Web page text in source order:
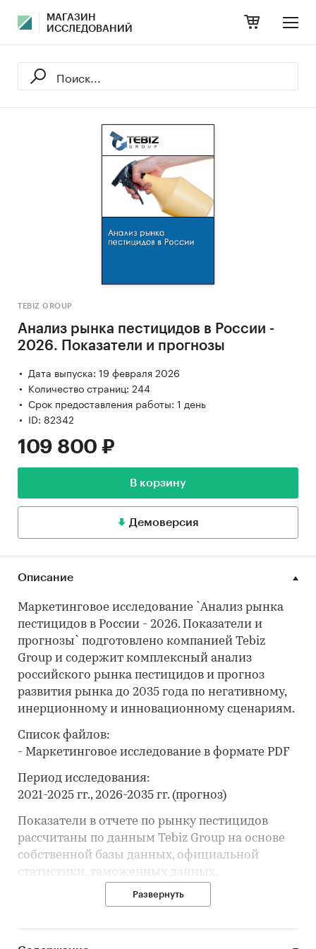
МАГАЗИН
ИССЛЕДОВАНИЙ
TEBIZ GROUP
Анализ рынка пестицидов в России -
2026. Показатели и прогнозы
Дата выпуска: 19 февраля 2026
Количество страниц: 244
Срок предоставления работы: 1 день
ID: 82342
109 800 ₽
В корзину
Демоверсия
Описание
Маркетинговое исследование `Анализ рынка
пестицидов в России - 2026. Показатели и
прогнозы` подготовлено компанией Tebiz
Group и содержит комплексный анализ
российского рынка пестицидов и прогноз
развития рынка до 2035 года по негативному,
инерционному и инновационному сценариям.
Список файлов:
- Маркетинговое исследование в формате PDF
Период исследования:
2021-2025 гг., 2026-2035 гг. (прогноз)
Показатели в отчете по рынку пестицидов
рассчитаны по данным Tebiz Group на основе
собственной базы данных, официальной
статистики, таможенных данных,
корпоративной отчётности, вторичной
информации, открытых и закрытых баз
Развернуть